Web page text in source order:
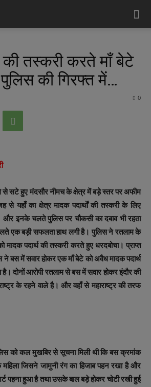
की तस्करी करते माँ बेटे
की गिरफ्त में…
0
सटे हुए मंदसौर नीमच के क्षेत्र में बड़े स्तर पर अफीम
से यहाँ का क्षेत्र मादक पदार्थों की तस्करी के लिए
और इनके चलते पुलिस पर चौकसी का दबाव भी रहता
एक बड़ी सफलता हाथ लगी है। पुलिस ने रतलाम के
मादक पदार्थ की तस्करी करते हुए धरदबोचा। प्राप्त
बस में सवार होकर एक माँ बेटे को अवैध मादक पदार्थ
दोनों आरोपी रतलाम से बस में सवार होकर इंदौर की
के रहने वाले है। और वहाँ से महाराष्ट्र की तरफ
को कल मुखबिर से सूचना मिली थी कि बस क्रमांक
जिसने जामुनी रंग का हिजाब पहन रखा है और
हुआ है तथा उसके बाल बड़े होकर चोटी रखी हुई